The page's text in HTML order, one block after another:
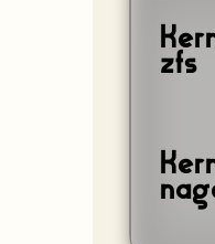
zfs